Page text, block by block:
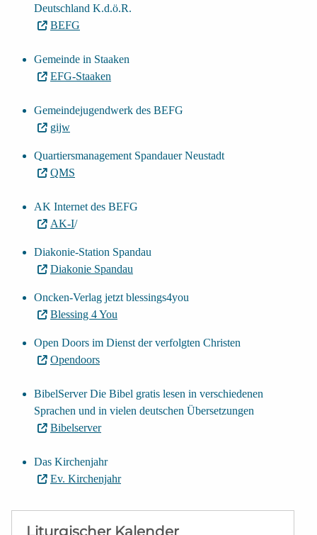
Deutschland K.d.ö.R.
BEFG
Gemeinde in Staaken
EFG-Staaken
Gemeindejugendwerk des BEFG
gijw
Quartiersmanagement Spandauer Neustadt
QMS
AK Internet des BEFG
AK-I/
Diakonie-Station Spandau
Diakonie Spandau
Oncken-Verlag jetzt blessings4you
Blessing 4 You
Open Doors im Dienst der verfolgten Christen
Opendoors
BibelServer Die Bibel gratis lesen in verschiedenen
Sprachen und in vielen deutschen Übersetzungen
Bibelserver
Das Kirchenjahr
Ev. Kirchenjahr